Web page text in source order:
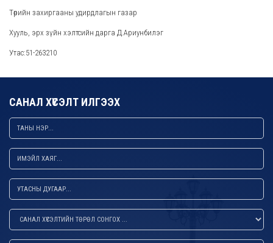
Төрийн захиргааны удирдлагын газар
Хууль, эрх зүйн хэлтсийн дарга Д.Ариунбилэг
Утас:51-263210
САНАЛ ХҮСЭЛТ ИЛГЭЭХ